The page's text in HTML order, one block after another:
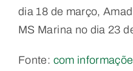
dia 18 de março,
MS Marina no dia 23
Fonte: com